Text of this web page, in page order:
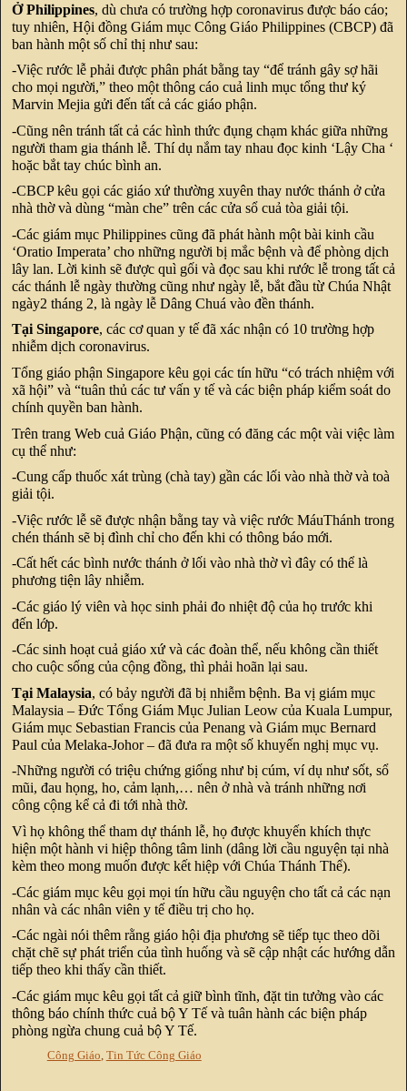
Ở Philippines, dù chưa có trường hợp coronavirus được báo cáo;
tuy nhiên, Hội đồng Giám mục Công Giáo Philippines (CBCP) đã
ban hành một số chỉ thị như sau:
-Việc rước lễ phải được phân phát bằng tay “để tránh gây sợ hãi
cho mọi người,” theo một thông cáo cuả linh mục tổng thư ký
Marvin Mejia gửi đến tất cả các giáo phận.
-Cũng nên tránh tất cả các hình thức đụng chạm khác giữa những
người tham gia thánh lễ. Thí dụ nắm tay nhau đọc kinh ‘Lậy Cha ‘
hoặc bắt tay chúc bình an.
-CBCP kêu gọi các giáo xứ thường xuyên thay nước thánh ở cửa
nhà thờ và dùng “màn che” trên các cửa sổ cuả tòa giải tội.
-Các giám mục Philippines cũng đã phát hành một bài kinh cầu
‘Oratio Imperata’ cho những người bị mắc bệnh và để phòng dịch
lây lan. Lời kinh sẽ được quì gối và đọc sau khi rước lễ trong tất cả
các thánh lễ ngày thường cũng như ngày lễ, bắt đầu từ Chúa Nhật
ngày2 tháng 2, là ngày lễ Dâng Chuá vào đền thánh.
Tại Singapore, các cơ quan y tế đã xác nhận có 10 trường hợp
nhiễm dịch coronavirus.
Tổng giáo phận Singapore kêu gọi các tín hữu “có trách nhiệm với
xã hội” và “tuân thủ các tư vấn y tế và các biện pháp kiểm soát do
chính quyền ban hành.
Trên trang Web cuả Giáo Phận, cũng có đăng các một vài việc làm
cụ thể như:
-Cung cấp thuốc xát trùng (chà tay) gần các lối vào nhà thờ và toà
giải tội.
-Việc rước lễ sẽ được nhận bằng tay và việc rước MáuThánh trong
chén thánh sẽ bị đình chỉ cho đến khi có thông báo mới.
-Cất hết các bình nước thánh ở lối vào nhà thờ vì đây có thể là
phương tiện lây nhiễm.
-Các giáo lý viên và học sinh phải đo nhiệt độ của họ trước khi
đến lớp.
-Các sinh hoạt cuả giáo xứ và các đoàn thể, nếu không cần thiết
cho cuộc sống của cộng đồng, thì phải hoãn lại sau.
Tại Malaysia, có bảy người đã bị nhiễm bệnh. Ba vị giám mục
Malaysia – Đức Tổng Giám Mục Julian Leow của Kuala Lumpur,
Giám mục Sebastian Francis của Penang và Giám mục Bernard
Paul của Melaka-Johor – đã đưa ra một số khuyến nghị mục vụ.
-Những người có triệu chứng giống như bị cúm, ví dụ như sốt, sổ
mũi, đau họng, ho, cảm lạnh,… nên ở nhà và tránh những nơi
công cộng kể cả đi tới nhà thờ.
Vì họ không thể tham dự thánh lễ, họ được khuyến khích thực
hiện một hành vi hiệp thông tâm linh (dâng lời cầu nguyện tại nhà
kèm theo mong muốn được kết hiệp với Chúa Thánh Thể).
-Các giám mục kêu gọi mọi tín hữu cầu nguyện cho tất cả các nạn
nhân và các nhân viên y tế điều trị cho họ.
-Các ngài nói thêm rằng giáo hội địa phương sẽ tiếp tục theo dõi
chặt chẽ sự phát triển của tình huống và sẽ cập nhật các hướng dẫn
tiếp theo khi thấy cần thiết.
-Các giám mục kêu gọi tất cả giữ bình tĩnh, đặt tin tưởng vào các
thông báo chính thức cuả bộ Y Tế và tuân hành các biện pháp
phòng ngừa chung cuả bộ Y Tế.
Công Giáo, Tin Tức Công Giáo